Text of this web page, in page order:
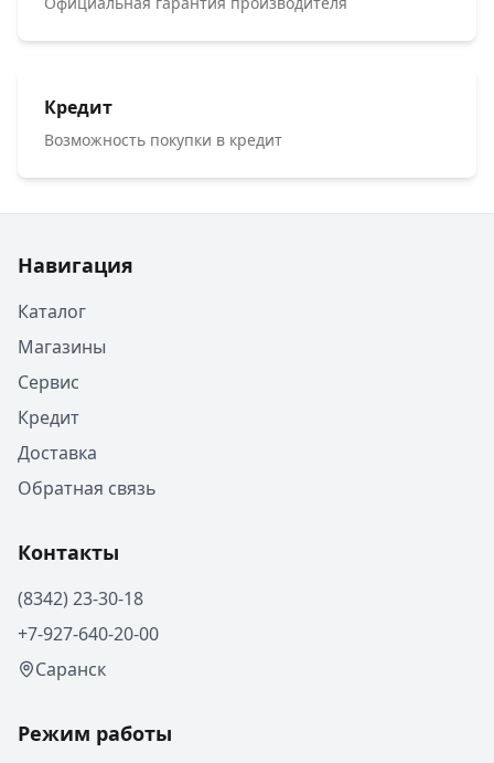
Кредит
Возможность покупки в кредит
Навигация
Каталог
Магазины
Сервис
Кредит
Доставка
Обратная связь
Контакты
(8342) 23-30-18
+7-927-640-20-00
Саранск
Режим работы